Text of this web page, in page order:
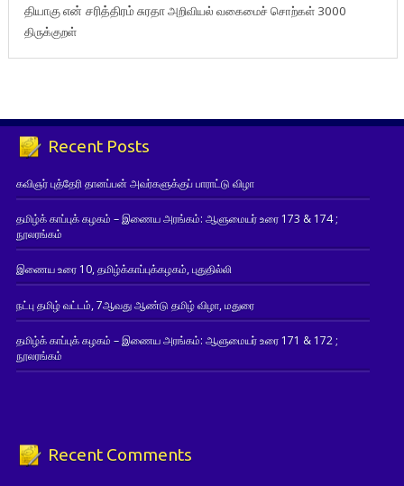
தியாகுஎன் சரித்திரம்சுரதாஅறிவியல் வகைமைச் சொற்கள் 3000
திருக்குறள்
Recent Posts
கவிஞர் புத்தேரி தானப்பன் அவர்களுக்குப் பாராட்டு விழா
தமிழ்க் காப்புக் கழகம் – இணைய அரங்கம்: ஆளுமையர் உரை 173 & 174 ;
நூலரங்கம்
இணைய உரை 10, தமிழ்க்காப்புக்கழகம், புதுதில்லி
நட்பு தமிழ் வட்டம், 7ஆவது ஆண்டு தமிழ் விழா, மதுரை
தமிழ்க் காப்புக் கழகம் – இணைய அரங்கம்: ஆளுமையர் உரை 171 & 172 ;
நூலரங்கம்
Recent Comments